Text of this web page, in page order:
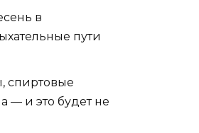
в
пути
спиртовые
— и это будет не